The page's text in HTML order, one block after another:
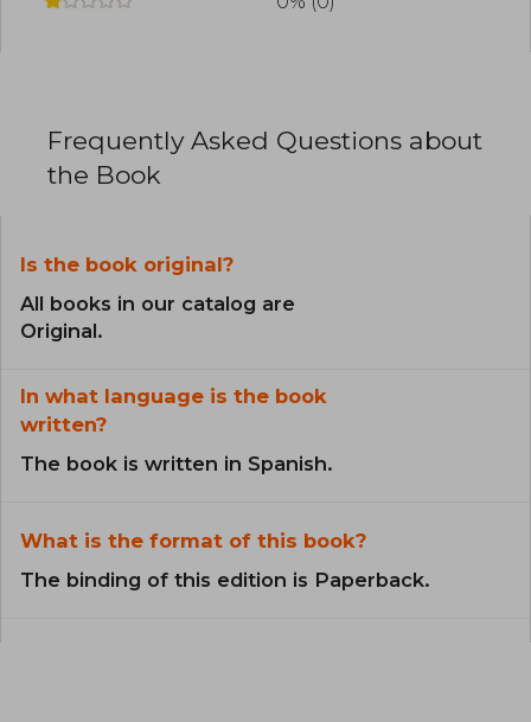
Frequently Asked Questions about
the Book
Is the book original?
All books in our catalog are
Original.
In what language is the book
written?
The book is written in Spanish.
What is the format of this book?
The binding of this edition is Paperback.